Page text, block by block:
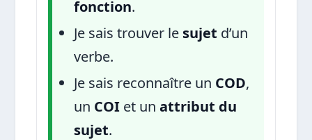
fonction.
Je sais trouver le sujet d’un
verbe.
Je sais reconnaître un COD,
un COI et unattribut du
sujet.